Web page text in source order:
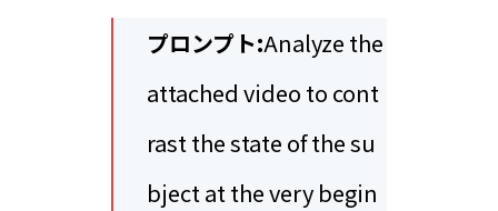
プロンプト:Analyze the
attached video to cont
rast the state of the su
bject at the very begin